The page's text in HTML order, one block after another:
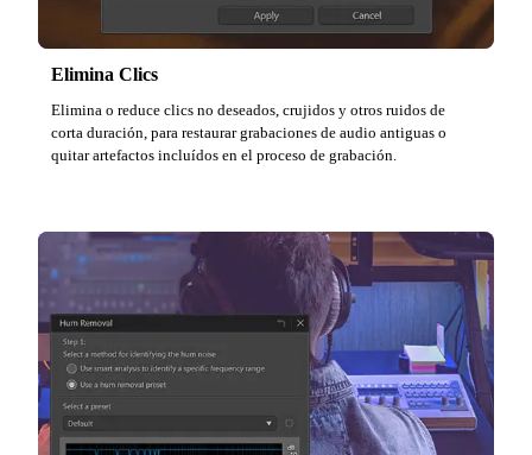
Elimina Clics
Elimina o reduce clics no deseados, crujidos y otros ruidos de
corta duración, para restaurar grabaciones de audio antiguas o
quitar artefactos incluídos en el proceso de grabación.